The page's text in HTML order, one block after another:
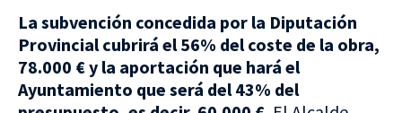
La subvención concedida por la Diputación
Provincial cubrirá el 56% del coste de la obra,
78.000 € y la aportación que hará el
Ayuntamiento que será del 43% del